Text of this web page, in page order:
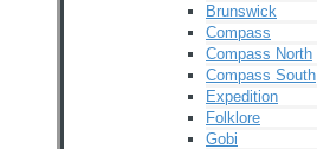
Brunswick
Compass
Compass North
Compass South
Expedition
Folklore
Gobi